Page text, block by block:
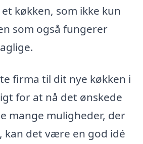
køkken, som ikke kun
som også fungerer
firma til dit nye køkken i
for at nå det ønskede
mange muligheder, der
det være en god idé